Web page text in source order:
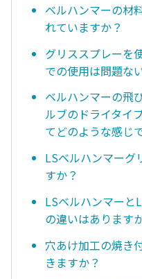
ベルハンマーの材
れていますか？
グリススプレーを
での使用は問題な
ベルハンマーの飛
ルブのドライタイ
てどのような感じ
LSベルハンマーグ
すか？
LSベルハンマーと
の違いはあります
穴あけ加工の焼き
きますか？